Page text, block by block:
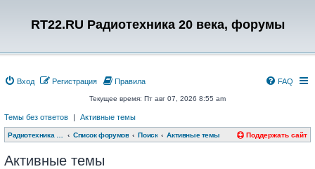
RT22.RU Радиотехника 20 века, форумы
Вход Регистрация FAQ
Правила
Текущее время: Пт авг 07, 2026 8:55 am
Темы без ответов | Активные темы
Список форумов Поиск Активные темы Поддержать сайт
Активные темы